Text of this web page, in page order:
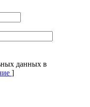
данных в
]